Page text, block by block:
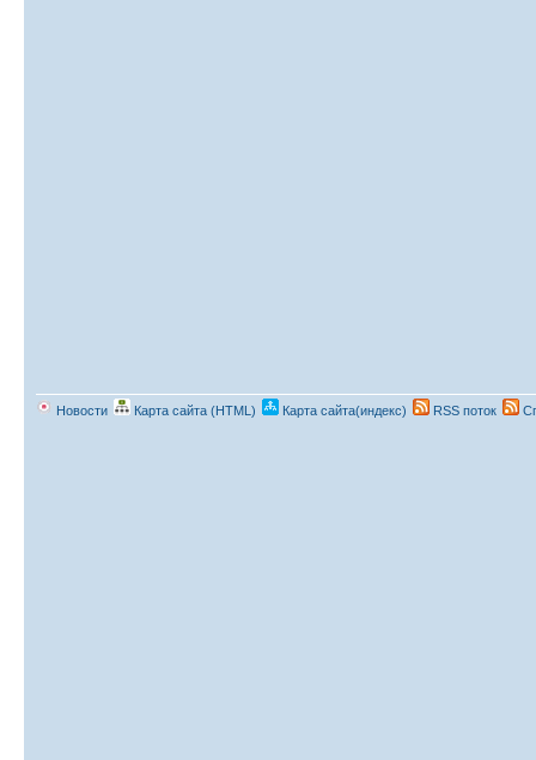
Новости Карта сайта (HTML) Карта сайта(индекс) RSS поток